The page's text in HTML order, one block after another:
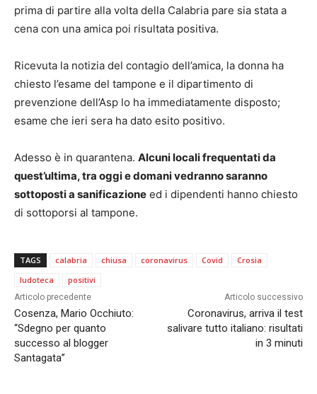
prima di partire alla volta della Calabria pare sia stata a
cena con una amica poi risultata positiva.
Ricevuta la notizia del contagio dell’amica, la donna ha
chiesto l’esame del tampone e il dipartimento di
prevenzione dell’Asp lo ha immediatamente disposto;
esame che ieri sera ha dato esito positivo.
Adesso è in quarantena. Alcuni locali frequentati da
quest’ultima, tra oggi e domani vedranno saranno
sottoposti a sanificazione ed i dipendenti hanno chiesto
di sottoporsi al tampone.
TAGS calabria chiusa coronavirus Covid
Crosia
ludoteca
positivi
Articolo precedente
Cosenza, Mario Occhiuto:
“Sdegno per quanto
successo al blogger
Santagata”
Articolo successivo
Coronavirus, arriva il test
salivare tutto italiano: risultati
in 3 minuti